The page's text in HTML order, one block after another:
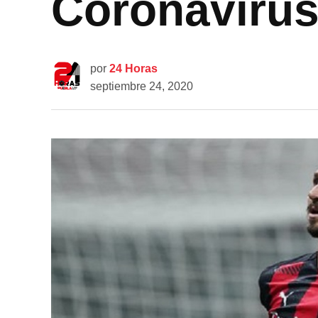
por 24 Horas
septiembre 24, 2020